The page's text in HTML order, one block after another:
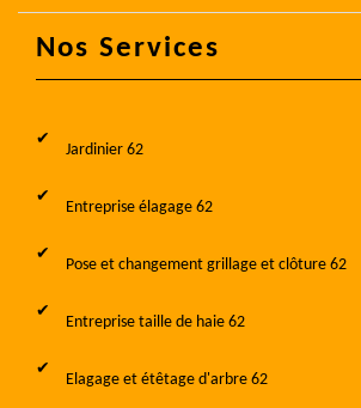
Nos Services
Jardinier 62
Entreprise élagage 62
Pose et changement grillage et clôture 62
Entreprise taille de haie 62
Elagage et étêtage d'arbre 62